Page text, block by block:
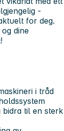
-
for deg.
dine
i tråd
bidra til en sterk